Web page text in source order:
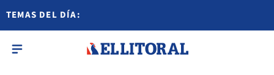
TEMAS DEL DÍA: